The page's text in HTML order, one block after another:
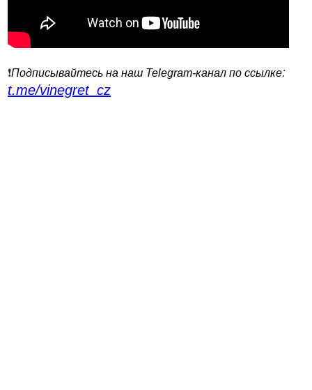
❗️Подписывайтесь на наш Telegram-канал по ссылке:
t.me/vinegret_cz